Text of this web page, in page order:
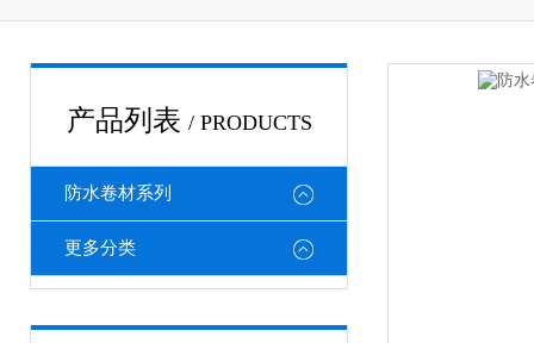
产品列表 / PRODUCTS
防水卷材系列
更多分类